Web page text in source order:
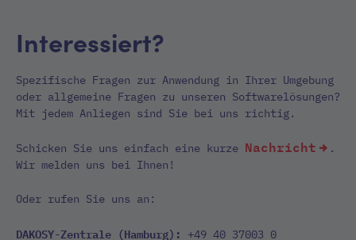
Interessiert?
Spezifische Fragen zur Anwendung in Ihrer Umgebung
oder allgemeine Fragen zu unseren Softwarelösungen?
Mit jedem Anliegen sind Sie bei uns richtig.
Schicken Sie uns einfach eine kurze Nachricht
.
Wir melden uns bei Ihnen!
Oder rufen Sie uns an:
DAKOSY-Zentrale (Hamburg): +49 40 37003 0